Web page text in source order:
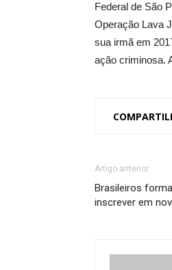
Federal de São
Operação Lava
sua irmã em
ação criminosa.
Artigo anterior
Brasileiros
inscrever em